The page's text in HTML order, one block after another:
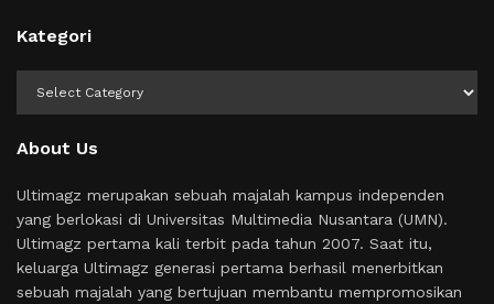
Kategori
About Us
Ultimagz merupakan sebuah majalah kampus independen
yang berlokasi di Universitas Multimedia Nusantara (UMN).
Ultimagz pertama kali terbit pada tahun 2007. Saat itu,
keluarga Ultimagz generasi pertama berhasil menerbitkan
sebuah majalah yang bertujuan membantu mempromosikan